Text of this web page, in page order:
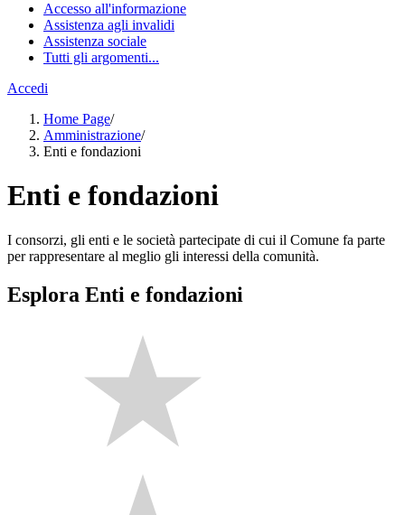
Accesso all'informazione
Assistenza agli invalidi
Assistenza sociale
Tutti gli argomenti...
Accedi
Home Page/
Amministrazione/
Enti e fondazioni
Enti e fondazioni
I consorzi, gli enti e le società partecipate di cui il Comune fa parte
per rappresentare al meglio gli interessi della comunità.
Esplora Enti e fondazioni